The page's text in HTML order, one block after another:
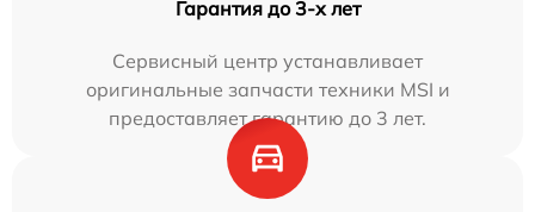
Гарантия до 3-х лет
Сервисный центр устанавливает
оригинальные запчасти техники MSI и
предоставляет гарантию до 3 лет.